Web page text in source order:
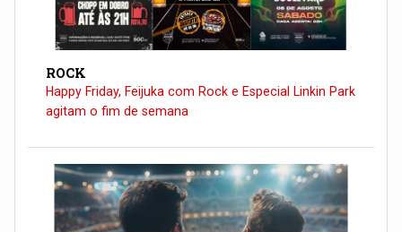
ROCK
Happy Friday, Feijuka com Rock e Especial Linkin Park
agitam o fim de semana